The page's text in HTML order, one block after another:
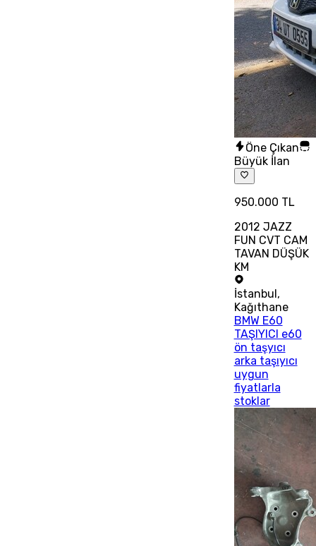
Öne Çıkan
Büyük İlan
950.000 TL
2012 JAZZ
FUN CVT CAM
TAVAN DÜŞÜK
KM
İstanbul,
Kağıthane
BMW E60
TAŞIYICI e60
ön taşyıcı
arka taşıyıcı
uygun
fiyatlarla
stoklar